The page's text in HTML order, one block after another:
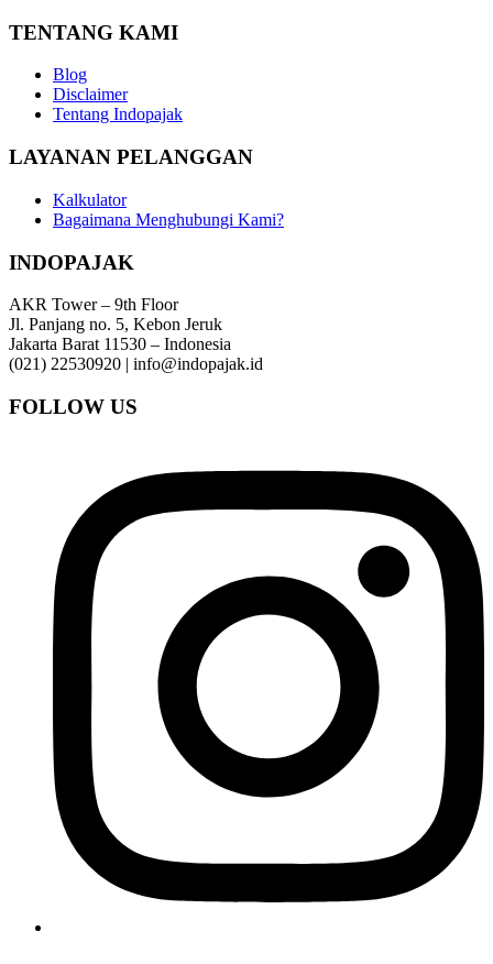
TENTANG KAMI
Blog
Disclaimer
Tentang Indopajak
LAYANAN PELANGGAN
Kalkulator
Bagaimana Menghubungi Kami?
INDOPAJAK
AKR Tower – 9th Floor
Jl. Panjang no. 5, Kebon Jeruk
Jakarta Barat 11530 – Indonesia
(021) 22530920 | info@indopajak.id
FOLLOW US